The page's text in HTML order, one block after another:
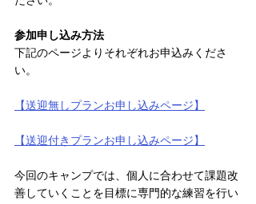
参加申し込み方法
下記のページよりそれぞれお申込みくださ
い。
【送迎無しプランお申し込みページ】
【送迎付きプランお申し込みページ】
今回のキャンプでは、個人に合わせて課題改
善していくことを目標に専門的な練習を行い